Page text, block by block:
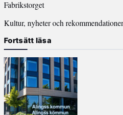
Fabrikstorget
Kultur, nyheter och
Fortsätt läsa